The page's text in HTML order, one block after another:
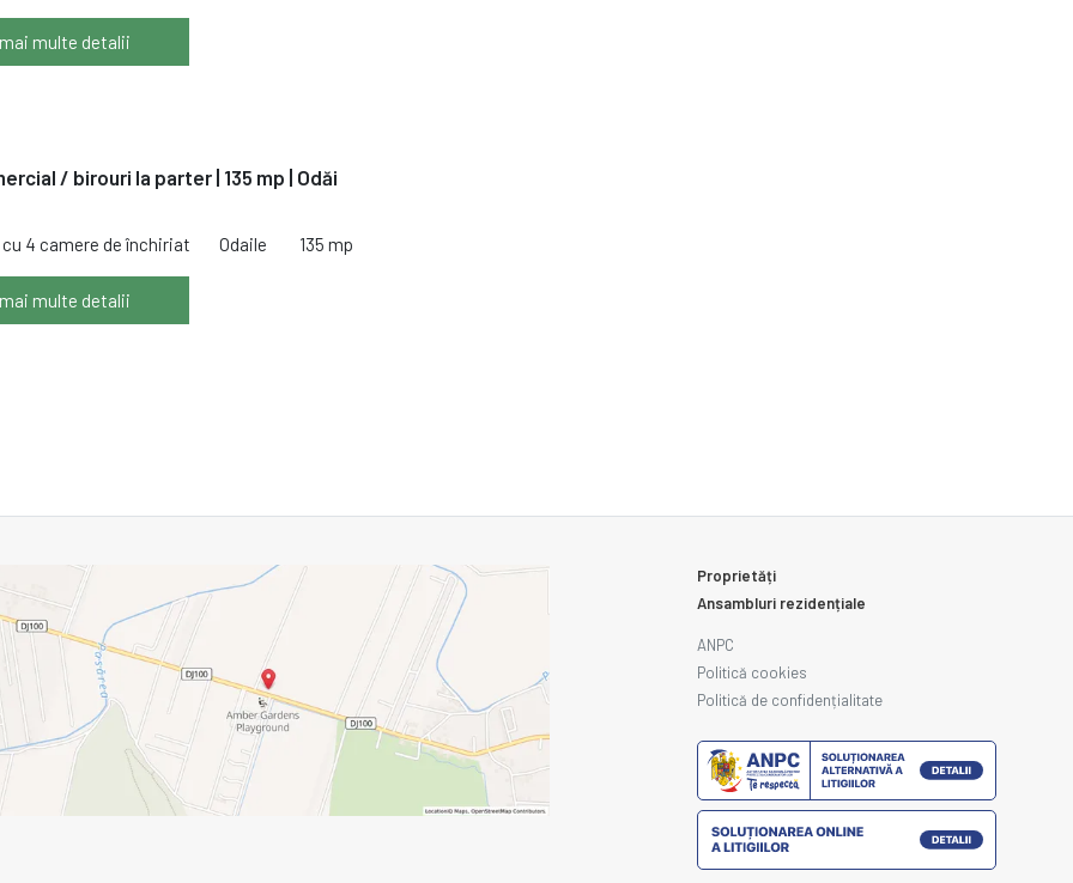
multe detalii
/ birouri la parter | 135 mp | Odăi
4 camere de închiriat Odaile 135 mp
multe detalii
Proprietăți
Ansambluri rezidențiale
ANPC
Politică cookies
Politică de confidențialitate